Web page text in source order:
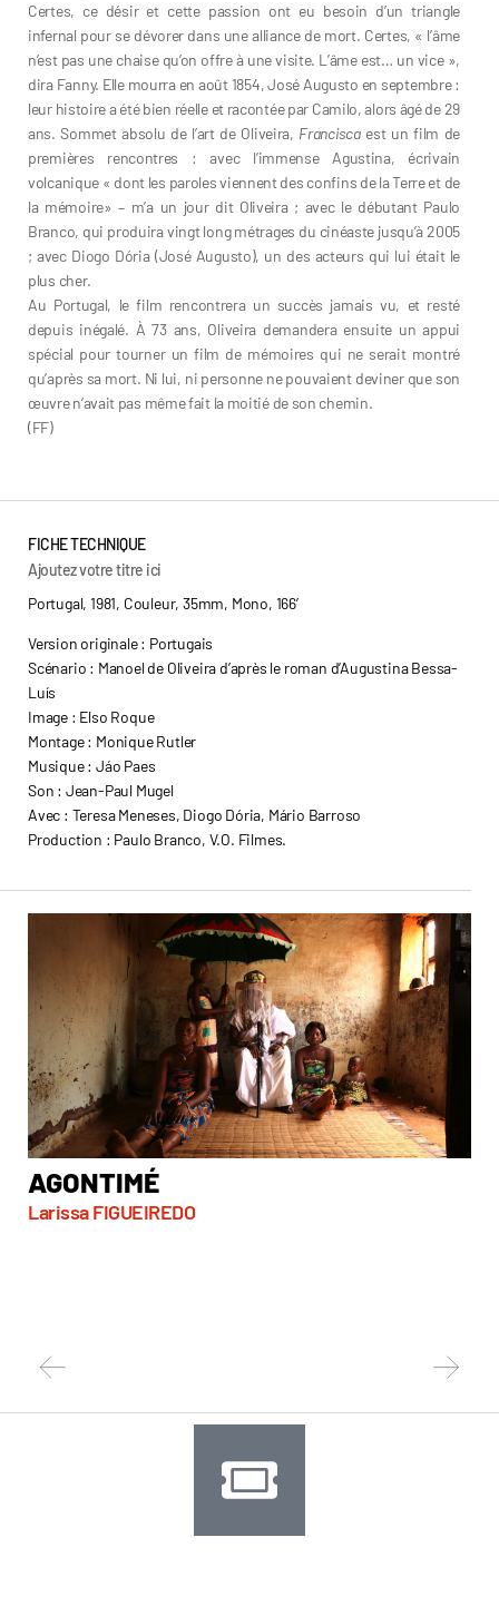
Certes, ce désir et cette passion ont eu besoin d’un triangle
infernal pour se dévorer dans une alliance de mort. Certes, « l’âme
n’est pas une chaise qu’on offre à une visite. L’âme est… un vice »,
dira Fanny. Elle mourra en août 1854, José Augusto en septembre :
leur histoire a été bien réelle et racontée par Camilo, alors âgé de 29
ans. Sommet absolu de l’art de Oliveira, Franciscaest un film de
premières rencontres : avec l’immense Agustina, écrivain
volcanique « dont les paroles viennent des confins de la Terre et de
la mémoire» – m’a un jour dit Oliveira ; avec le débutant Paulo
Branco, qui produira vingt long métrages du cinéaste jusqu’à 2005
; avec Diogo Dória (José Augusto), un des acteurs qui lui était le
plus cher.
Au Portugal, le film rencontrera un succès jamais vu, et resté
depuis inégalé. À 73 ans, Oliveira demandera ensuite un appui
spécial pour tourner un film de mémoires qui ne serait montré
qu’après sa mort. Ni lui, ni personne ne pouvaient deviner que son
œuvre n’avait pas même fait la moitié de son chemin.
(FF)
FICHE TECHNIQUE
Ajoutez votre titre ici
Portugal, 1981, Couleur, 35mm, Mono, 166’
Version originale : Portugais
Scénario : Manoel de Oliveira d’après le roman d’Augustina Bessa-
Luís
Image : Elso Roque
Montage : Monique Rutler
Musique : Jáo Paes
Son : Jean-Paul Mugel
Avec : Teresa Meneses, Diogo Dória, Mário Barroso
Production : Paulo Branco, V.O. Filmes.
AGONTIMÉ
Larissa FIGUEIREDO